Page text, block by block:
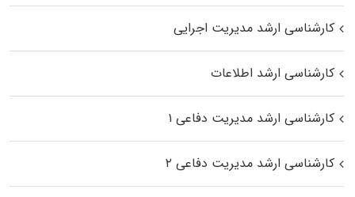
کارشناسی ارشد مدیریت اجرایی
کارشناسی ارشد اطلاعات
کارشناسی ارشد مدیریت دفاعی ۱
کارشناسی ارشد مدیریت دفاعی ۲